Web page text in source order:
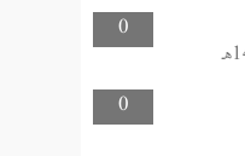
0
0